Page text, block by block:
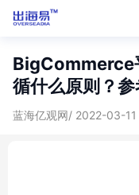
BigCommerce
循什么原则？
蓝海亿观网/ 2022-03-11